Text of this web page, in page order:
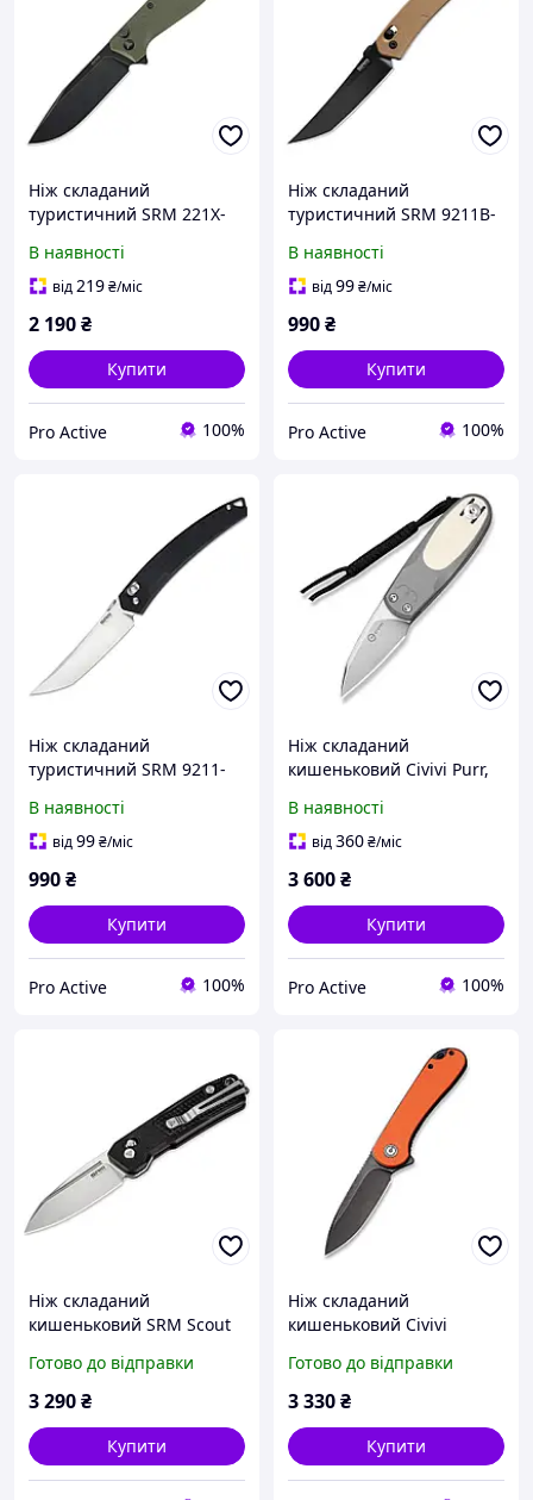
Ніж складаний
туристичний SRM 221X-
зелений
В наявності
від219₴/міс
2 190₴
Купити
Pro Active 100%
Ніж складаний
туристичний SRM 9211B-
G10 коричневий
В наявності
від99₴/міс
990₴
Купити
Pro Active 100%
Ніж складаний
туристичний SRM 9211-
G10 чорний
В наявності
від99₴/міс
990₴
Купити
Pro Active 100%
Ніж складаний
кишеньковий Civivi Purr,
сірий/айворі
В наявності
від360₴/міс
3 600₴
Купити
Pro Active 100%
Ніж складаний
кишеньковий SRM Scout
чорний
Готово до відправки
3 290₴
Купити
Ніж складаний
кишеньковий Civivi
лезо D2 / G10
помаранчевий
Готово до відправки
3 330₴
Купити